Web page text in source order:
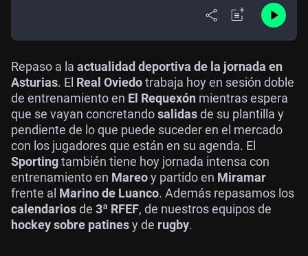
Repaso a la actualidad deportiva de la jornada en
Asturias. El Real Oviedotrabaja hoy en sesión doble
de entrenamiento en El Requexón mientras espera
que se vayan concretandosalidasde su plantilla y
pendiente de lo que puede suceder en el mercado
con los jugadores que están en su agenda. El
Sportingtambién tiene hoy jornada intensa con
entrenamiento en Mareoy partido en Miramar
frente al Marino de Luanco. Además repasamos los
calendariosde 3ª RFEF, de nuestros equipos de
hockey sobre patinesy de rugby.